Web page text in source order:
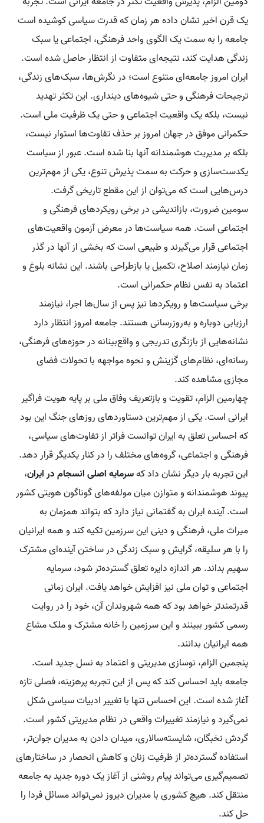
یک قرن اخیر نشان داده هر زمان که قدرت سیاسی کوشیده است
جامعه را به سمت یک الگوی واحد فرهنگی، اجتماعی یا سبک
زندگی هدایت کند، نتیجه‌ای متفاوت از انتظار حاصل شده است.
ایران امروز جامعه‌ای متنوع است؛ در نگرش‌ها، سبک‌های زندگی،
ترجیحات فرهنگی و حتی شیوه‌های دینداری. این تکثر تهدید
نیست، بلکه یک واقعیت اجتماعی و حتی یک ظرفیت ملی است.
حکمرانی موفق در جهان امروز بر حذف تفاوت‌ها استوار نیست،
بلکه بر مدیریت هوشمندانه آنها بنا شده است. عبور از سیاست
یکدست‌سازی و حرکت به سمت پذیرش تنوع، یکی از مهم‌ترین
درس‌هایی است که می‌توان از این مقطع تاریخی گرفت.
سومین ضرورت، بازاندیشی در برخی رویکردهای فرهنگی و
اجتماعی است. همه سیاست‌ها در معرض آزمون واقعیت‌های
اجتماعی قرار می‌گیرند و طبیعی است که بخشی از آنها در گذر
زمان نیازمند اصلاح، تکمیل یا بازطراحی باشند. این نشانه بلوغ و
اعتماد به نفس نظام حکمرانی است.
برخی سیاست‌ها و رویکردها نیز پس از سال‌ها اجرا، نیازمند
ارزیابی دوباره و به‌روزرسانی هستند. جامعه امروز انتظار دارد
نشانه‌هایی از بازنگری تدریجی و واقع‌بینانه در حوزه‌های فرهنگی،
رسانه‌ای، نظام‌های گزینش و نحوه مواجهه با تحولات فضای
مجازی مشاهده کند.
چهارمین الزام، تقویت و بازتعریف وفاق ملی بر پایه هویت فراگیر
ایرانی است. یکی از مهم‌ترین دستاوردهای روزهای جنگ این بود
که احساس تعلق به ایران توانست فراتر از تفاوت‌های سیاسی،
فرهنگی و اجتماعی، گروه‌های مختلف را در کنار یکدیگر قرار دهد.
این تجربه بار دیگر نشان داد کهسرمایه اصلی انسجام در ایران،
پیوند هوشمندانه و متوازن میان مولفه‌های گوناگون هویتی کشور
است. آینده ایران به گفتمانی نیاز دارد که بتواند همزمان به
میراث ملی، فرهنگی و دینی این سرزمین تکیه کند و همه ایرانیان
را با هر سلیقه، گرایش و سبک زندگی در ساختن آینده‌ای مشترک
سهیم بداند. هر اندازه دایره تعلق گسترده‌تر شود، سرمایه
اجتماعی و توان ملی نیز افزایش خواهد یافت. ایران زمانی
قدرتمند‌تر خواهد بود که همه شهروندان آن، خود را در روایت
رسمی کشور ببینند و این سرزمین را خانه مشترک و ملک مشاع
همه ایرانیان بدانند.
پنجمین الزام، نوسازی مدیریتی و اعتماد به نسل جدید است.
جامعه باید احساس کند که پس از این تجربه پرهزینه، فصلی تازه
آغاز شده است. این احساس تنها با تغییر ادبیات سیاسی شکل
نمی‌گیرد و نیازمند تغییرات واقعی در نظام مدیریتی کشور است.
گردش نخبگان، شایسته‌سالاری، میدان دادن به مدیران جوان‌تر،
استفاده گسترده‌تر از ظرفیت زنان و کاهش انحصار در ساختارهای
تصمیم‌گیری می‌تواند پیام روشنی از آغاز یک دوره جدید به جامعه
منتقل کند. هیچ کشوری با مدیران دیروز نمی‌تواند مسائل فردا را
حل کند.